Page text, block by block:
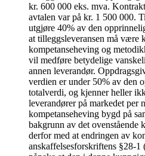
kr. 600 000 eks. mva.
avtalen var på kr. 1 500 000.
utgjøre 40% av den
at tilleggsleveransen må være
kompetanseheving og
vil medføre betydelige
annen leverandør.
verdien er under 50% av den
totalverdi, og kjenner heller
leverandører på markedet per
kompetanseheving bygd på
bakgrunn av det ovenstående
derfor med at endringen av
anskaffelsesforskriftens §28-